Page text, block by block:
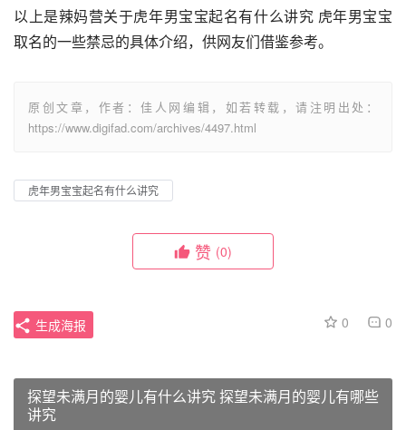
以上是辣妈营关于虎年男宝宝起名有什么讲究 虎年男宝宝
取名的一些禁忌的具体介绍，供网友们借鉴参考。
原创文章，作者：佳人网编辑，如若转载，请注明出处：
https://www.digifad.com/archives/4497.html
虎年男宝宝起名有什么讲究
赞 (0)
0 0
生成海报
探望未满月的婴儿有什么讲究 探望未满月的婴儿有哪些
讲究